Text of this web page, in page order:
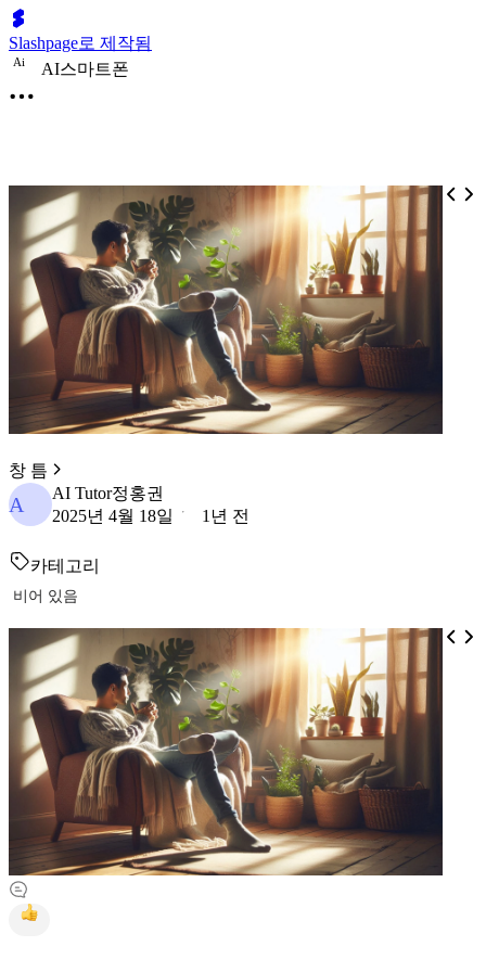
Slashpage로 제작됨
Ai AI스마트폰
창 틈
A
AI Tutor정홍권
2025년 4월 18일
1년 전
카테고리
비어 있음